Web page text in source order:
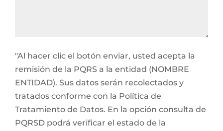
"Al hacer clic el botón enviar, usted acepta la
remisión de la PQRS a la entidad (NOMBRE
ENTIDAD). Sus datos serán recolectados y
tratados conforme con la Política de
Tratamiento de Datos. En la opción consulta de
PQRSD podrá verificar el estado de la